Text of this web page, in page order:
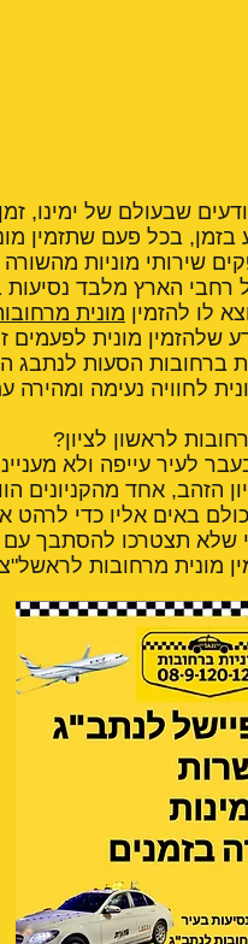
שבעולם של ימינו,
בזמן, בכל פעם שתזמין
שירותי מוניות
רחבי הארץ מלבד נסיעות
לו להזמין מונית
שלהזמין מונית לפעמים
ברחובות הסעות לנתבג
לחוויה נעימה ומהירה
לראשון לציון?
לעיר עייפה ולא
הזהב, אחד מהקניונים
באים אליו כדי לרהט
שלא תצטרכו להסתבך עם
מונית מרחובות